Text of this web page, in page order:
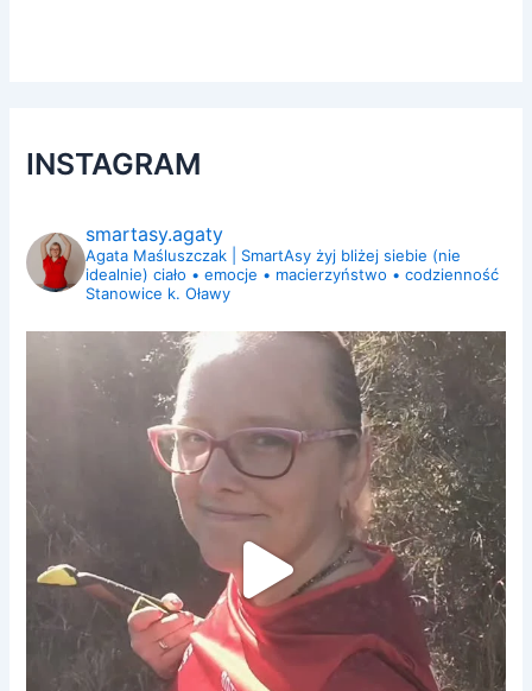
INSTAGRAM
smartasy.agaty
Agata Maśluszczak | SmartAsy żyj bliżej siebie (nie
idealnie) ciało • emocje • macierzyństwo • codzienność
Stanowice k. Oławy